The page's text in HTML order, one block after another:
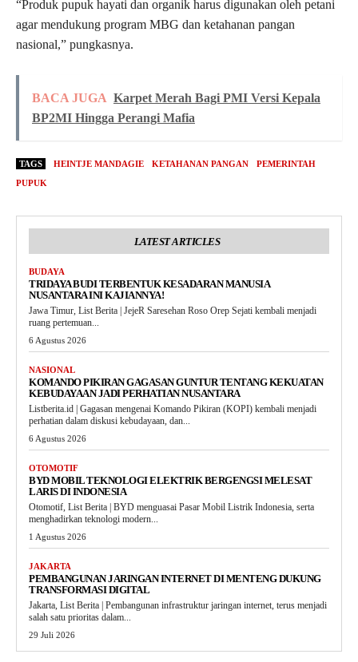
“Produk pupuk hayati dan organik harus digunakan oleh petani
agar mendukung program MBG dan ketahanan pangan
nasional,” pungkasnya.
BACA JUGA Karpet Merah Bagi PMI Versi Kepala
BP2MI Hingga Perangi Mafia
TAGS HEINTJE MANDAGIE KETAHANAN PANGAN
PEMERINTAH
PUPUK
LATEST ARTICLES
BUDAYA
TRIDAYA BUDI TERBENTUK KESADARAN MANUSIA
NUSANTARA INI KAJIANNYA!
Jawa Timur, List Berita | JejeR Saresehan Roso Orep Sejati kembali menjadi
ruang pertemuan...
6 Agustus 2026
NASIONAL
KOMANDO PIKIRAN GAGASAN GUNTUR TENTANG KEKUATAN
KEBUDAYAAN JADI PERHATIAN NUSANTARA
Listberita.id | Gagasan mengenai Komando Pikiran (KOPI) kembali menjadi
perhatian dalam diskusi kebudayaan, dan...
6 Agustus 2026
OTOMOTIF
BYD MOBIL TEKNOLOGI ELEKTRIK BERGENGSI MELESAT
LARIS DI INDONESIA
Otomotif, List Berita | BYD menguasai Pasar Mobil Listrik Indonesia, serta
menghadirkan teknologi modern...
1 Agustus 2026
JAKARTA
PEMBANGUNAN JARINGAN INTERNET DI MENTENG DUKUNG
TRANSFORMASI DIGITAL
Jakarta, List Berita | Pembangunan infrastruktur jaringan internet, terus menjadi
salah satu prioritas dalam...
29 Juli 2026